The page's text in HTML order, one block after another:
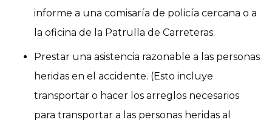
informe a una comisaría de policía cercana o a
la oficina de la Patrulla de Carreteras.
Prestar una asistencia razonable a las personas
heridas en el accidente. (Esto incluye
transportar o hacer los arreglos necesarios
para transportar a las personas heridas al